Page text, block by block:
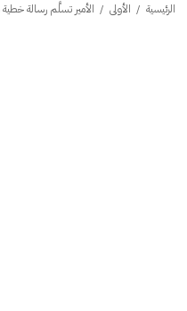
الرئيسية / الأولى / الأمير تسلَّم رسالة